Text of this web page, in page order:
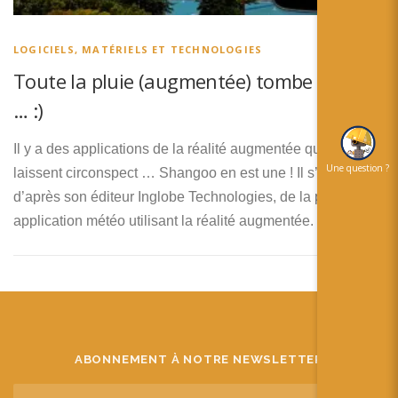
Español
LOGICIELS, MATÉRIELS ET TECHNOLOGIES
Toute la pluie (augmentée) tombe sur moi
… :)
Il y a des applications de la réalité augmentée qui me
laissent circonspect … Shangoo en est une ! Il s’agit,
d’après son éditeur Inglobe Technologies, de la première
application météo utilisant la réalité augmentée.
ABONNEMENT À NOTRE NEWSLETTER
Une question ?